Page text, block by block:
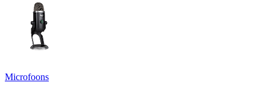
Microfoons